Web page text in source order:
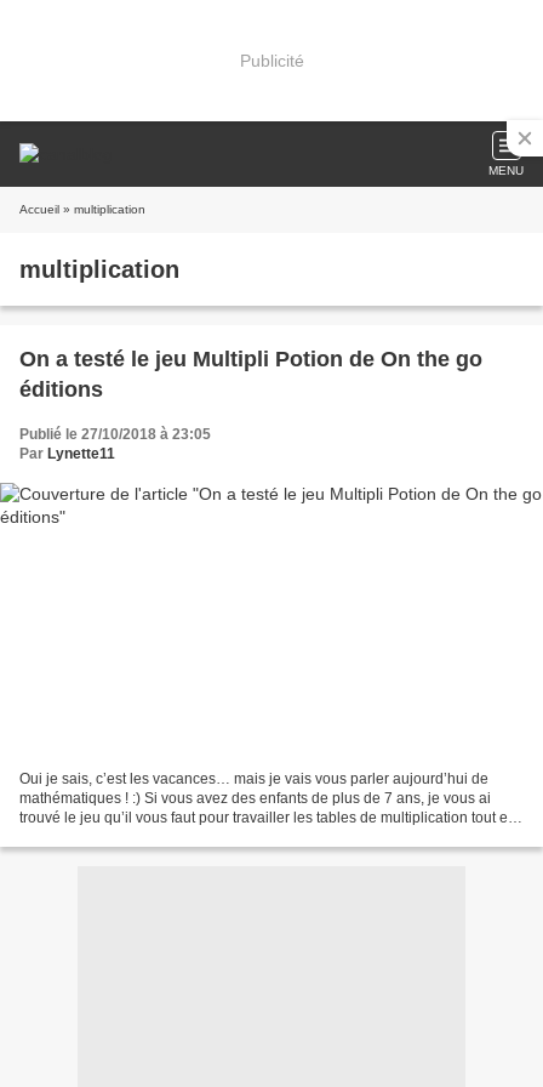
Publicité
MENU
Accueil » multiplication
multiplication
On a testé le jeu Multipli Potion de On the go
éditions
Publié le 27/10/2018 à 23:05
Par Lynette11
Oui je sais, c’est les vacances… mais je vais vous parler aujourd’hui de
mathématiques ! :) Si vous avez des enfants de plus de 7 ans, je vous ai
trouvé le jeu qu’il vous faut pour travailler les tables de multiplication tout en